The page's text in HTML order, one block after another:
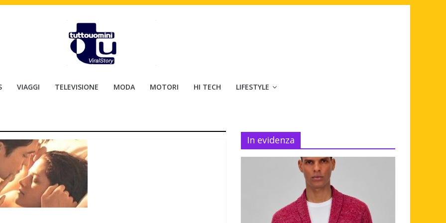
VIAGGI TELEVISIONE MODA MOTORI HI TECH LIFESTYLE
In evidenza